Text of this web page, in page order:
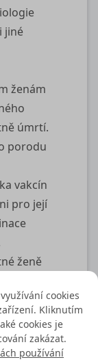
jiné
ženám
úmrtí.
porodu
vakcín
pro její
ženě
ženám.
gravidity.
cookies
Kliknutím
cookies je
zakázat.
používání